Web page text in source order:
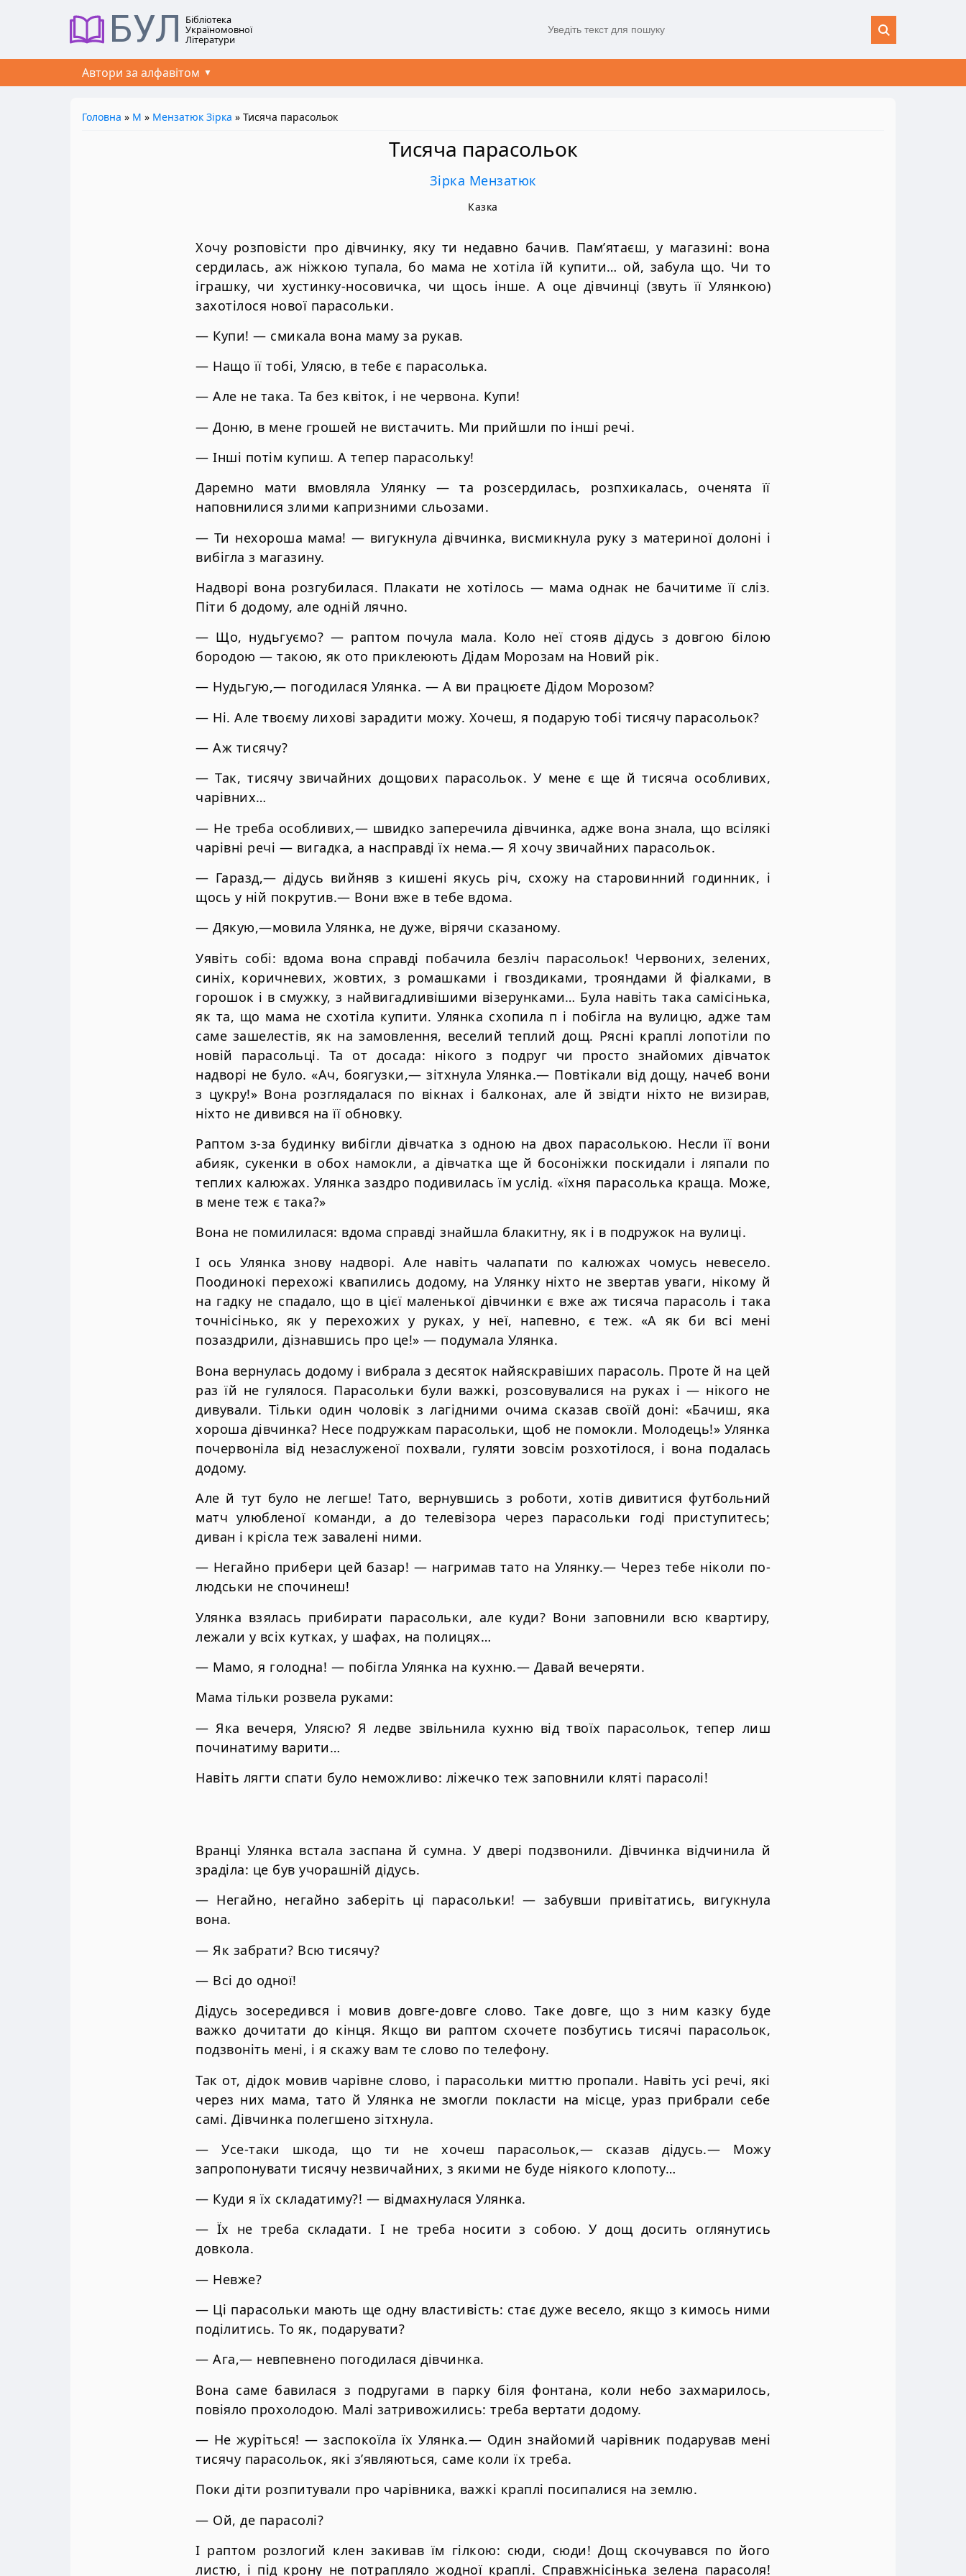
БУЛ Бібліотека
Україномовної
Літератури
Автори за алфавітом
Головна » М » Мензатюк Зірка » Тисяча парасольок
Тисяча парасольок
Зірка Мензатюк
Казка
Хочу розповісти про дівчинку, яку ти недавно бачив. Пам’ятаєш, у магазині: вона
сердилась, аж ніжкою тупала, бо мама не хотіла їй купити… ой, забула що. Чи то
іграшку, чи хустинку-носовичка, чи щось інше. А оце дівчинці (звуть її Улянкою)
захотілося нової парасольки.
— Купи! — смикала вона маму за рукав.
— Нащо її тобі, Улясю, в тебе є парасолька.
— Але не така. Та без квіток, і не червона. Купи!
— Доню, в мене грошей не вистачить. Ми прийшли по інші речі.
— Інші потім купиш. А тепер парасольку!
Даремно мати вмовляла Улянку — та розсердилась, розпхикалась, оченята її
наповнилися злими капризними сльозами.
— Ти нехороша мама! — вигукнула дівчинка, висмикнула руку з материної долоні і
вибігла з магазину.
Надворі вона розгубилася. Плакати не хотілось — мама однак не бачитиме її сліз.
Піти б додому, але одній лячно.
— Що, нудьгуємо? — раптом почула мала. Коло неї стояв дідусь з довгою білою
бородою — такою, як ото приклеюють Дідам Морозам на Новий рік.
— Нудьгую,— погодилася Улянка. — А ви працюєте Дідом Морозом?
— Ні. Але твоєму лихові зарадити можу. Хочеш, я подарую тобі тисячу парасольок?
— Аж тисячу?
— Так, тисячу звичайних дощових парасольок. У мене є ще й тисяча особливих,
чарівних…
— Не треба особливих,— швидко заперечила дівчинка, адже вона знала, що всілякі
чарівні речі — вигадка, а насправді їх нема.— Я хочу звичайних парасольок.
— Гаразд,— дідусь вийняв з кишені якусь річ, схожу на старовинний годинник, і
щось у ній покрутив.— Вони вже в тебе вдома.
— Дякую,—мовила Улянка, не дуже, вірячи сказаному.
Уявіть собі: вдома вона справді побачила безліч парасольок! Червоних, зелених,
синіх, коричневих, жовтих, з ромашками і гвоздиками, трояндами й фіалками, в
горошок і в смужку, з найвигадливішими візерунками… Була навіть така самісінька,
як та, що мама не схотіла купити. Улянка схопила п і побігла на вулицю, адже там
саме зашелестів, як на замовлення, веселий теплий дощ. Рясні краплі лопотіли по
новій парасольці. Та от досада: нікого з подруг чи просто знайомих дівчаток
надворі не було. «Ач, боягузки,— зітхнула Улянка.— Повтікали від дощу, начеб вони
з цукру!» Вона розглядалася по вікнах і балконах, але й звідти ніхто не визирав,
ніхто не дивився на її обновку.
Раптом з-за будинку вибігли дівчатка з одною на двох парасолькою. Несли її вони
абияк, сукенки в обох намокли, а дівчатка ще й босоніжки поскидали і ляпали по
теплих калюжах. Улянка заздро подивилась їм услід. «їхня парасолька краща. Може,
в мене теж є така?»
Вона не помилилася: вдома справді знайшла блакитну, як і в подружок на вулиці.
І ось Улянка знову надворі. Але навіть чалапати по калюжах чомусь невесело.
Поодинокі перехожі квапились додому, на Улянку ніхто не звертав уваги, нікому й
на гадку не спадало, що в цієї маленької дівчинки є вже аж тисяча парасоль і така
точнісінько, як у перехожих у руках, у неї, напевно, є теж. «А як би всі мені
позаздрили, дізнавшись про це!» — подумала Улянка.
Вона вернулась додому і вибрала з десяток найяскравіших парасоль. Проте й на цей
раз їй не гулялося. Парасольки були важкі, розсовувалися на руках і — нікого не
дивували. Тільки один чоловік з лагідними очима сказав своїй доні: «Бачиш, яка
хороша дівчинка? Несе подружкам парасольки, щоб не помокли. Молодець!» Улянка
почервоніла від незаслуженої похвали, гуляти зовсім розхотілося, і вона подалась
додому.
Але й тут було не легше! Тато, вернувшись з роботи, хотів дивитися футбольний
матч улюбленої команди, а до телевізора через парасольки годі приступитесь;
диван і крісла теж завалені ними.
— Негайно прибери цей базар! — нагримав тато на Улянку.— Через тебе ніколи по-
людськи не спочинеш!
Улянка взялась прибирати парасольки, але куди? Вони заповнили всю квартиру,
лежали у всіх кутках, у шафах, на полицях…
— Мамо, я голодна! — побігла Улянка на кухню.— Давай вечеряти.
Мама тільки розвела руками:
— Яка вечеря, Улясю? Я ледве звільнила кухню від твоїх парасольок, тепер лиш
починатиму варити…
Навіть лягти спати було неможливо: ліжечко теж заповнили кляті парасолі!
Вранці Улянка встала заспана й сумна. У двері подзвонили. Дівчинка відчинила й
зраділа: це був учорашній дідусь.
— Негайно, негайно заберіть ці парасольки! — забувши привітатись, вигукнула
вона.
— Як забрати? Всю тисячу?
— Всі до одної!
Дідусь зосередився і мовив довге-довге слово. Таке довге, що з ним казку буде
важко дочитати до кінця. Якщо ви раптом схочете позбутись тисячі парасольок,
подзвоніть мені, і я скажу вам те слово по телефону.
Так от, дідок мовив чарівне слово, і парасольки миттю пропали. Навіть усі речі, які
через них мама, тато й Улянка не змогли покласти на місце, ураз прибрали себе
самі. Дівчинка полегшено зітхнула.
— Усе-таки шкода, що ти не хочеш парасольок,— сказав дідусь.— Можу
запропонувати тисячу незвичайних, з якими не буде ніякого клопоту…
— Куди я їх складатиму?! — відмахнулася Улянка.
— Їх не треба складати. І не треба носити з собою. У дощ досить оглянутись
довкола.
— Невже?
— Ці парасольки мають ще одну властивість: стає дуже весело, якщо з кимось ними
поділитись. То як, подарувати?
— Ага,— невпевнено погодилася дівчинка.
Вона саме бавилася з подругами в парку біля фонтана, коли небо захмарилось,
повіяло прохолодою. Малі затривожились: треба вертати додому.
— Не журіться! — заспокоїла їх Улянка.— Один знайомий чарівник подарував мені
тисячу парасольок, які з’являються, саме коли їх треба.
Поки діти розпитували про чарівника, важкі краплі посипалися на землю.
— Ой, де парасолі?
І раптом розлогий клен закивав їм гілкою: сюди, сюди! Дощ скочувався по його
листю, і під крону не потрапляло жодної краплі. Справжнісінька зелена парасоля!